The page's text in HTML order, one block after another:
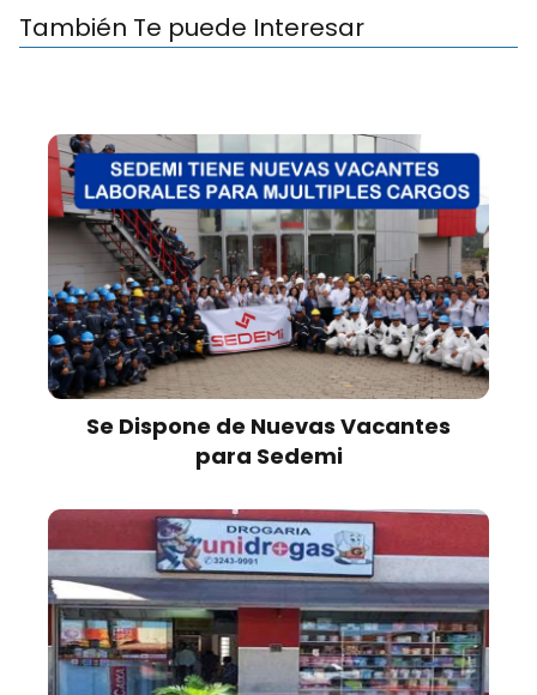
También Te puede Interesar
Se Dispone de Nuevas Vacantes
para Sedemi